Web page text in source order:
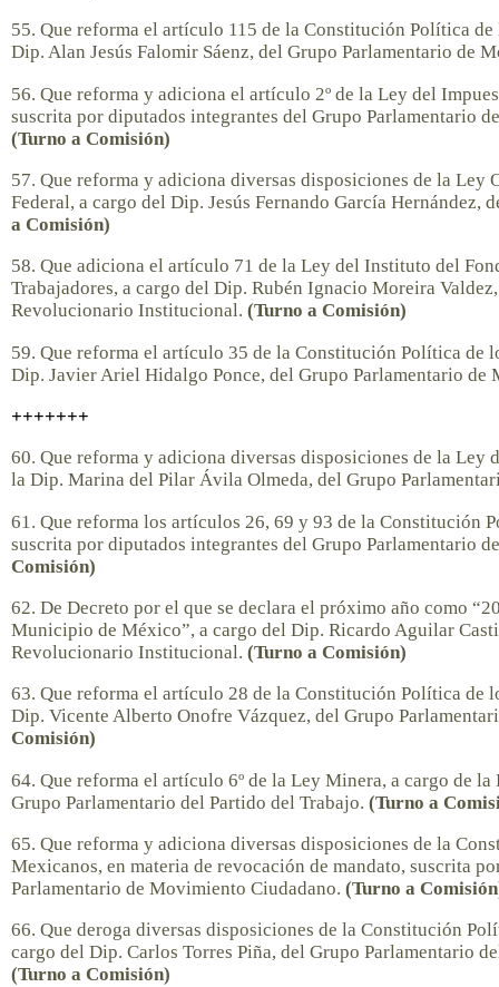
55. Que reforma el artículo 115 de la Constitución Política
Dip. Alan Jesús Falomir Sáenz, del Grupo Parlamentario de
56. Que reforma y adiciona el artículo 2º de la Ley del
suscrita por diputados integrantes del Grupo Parlamentario
(Turno a Comisión)
57. Que reforma y adiciona diversas disposiciones de la Ley
Federal, a cargo del Dip. Jesús Fernando García Hernández,
a Comisión)
58. Que adiciona el artículo 71 de la Ley del Instituto del
Trabajadores, a cargo del Dip. Rubén Ignacio Moreira
Revolucionario Institucional. (Turno a Comisión)
59. Que reforma el artículo 35 de la Constitución Política de
Dip. Javier Ariel Hidalgo Ponce, del Grupo Parlamentario de
+++++++
60. Que reforma y adiciona diversas disposiciones de la Ley
la Dip. Marina del Pilar Ávila Olmeda, del Grupo
61. Que reforma los artículos 26, 69 y 93 de la Constitución
suscrita por diputados integrantes del Grupo Parlamentario
Comisión)
62. De Decreto por el que se declara el próximo año como
Municipio de México”, a cargo del Dip. Ricardo Aguilar
Revolucionario Institucional. (Turno a Comisión)
63. Que reforma el artículo 28 de la Constitución Política de
Dip. Vicente Alberto Onofre Vázquez, del Grupo
Comisión)
64. Que reforma el artículo 6º de la Ley Minera, a cargo de
Grupo Parlamentario del Partido del Trabajo. (Turno a
65. Que reforma y adiciona diversas disposiciones de la
Mexicanos, en materia de revocación de mandato, suscrita
Parlamentario de Movimiento Ciudadano. (Turno a
66. Que deroga diversas disposiciones de la Constitución
cargo del Dip. Carlos Torres Piña, del Grupo Parlamentario
(Turno a Comisión)